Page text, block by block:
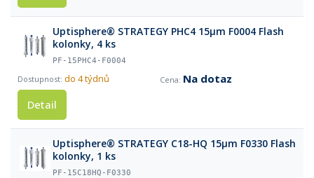
Uptisphere® STRATEGY PHC4 15µm F0004 Flash
kolonky, 4 ks
PF-15PHC4-F0004
do 4 týdnů
Na dotaz
Detail
Uptisphere® STRATEGY C18-HQ 15µm F0330 Flash
kolonky, 1 ks
PF-15C18HQ-F0330